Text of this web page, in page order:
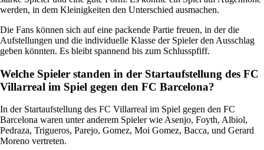
werden, in dem Kleinigkeiten den Unterschied ausmachen.
Die Fans können sich auf eine packende Partie freuen, in der die
Aufstellungen und die individuelle Klasse der Spieler den Ausschlag
geben könnten. Es bleibt spannend bis zum Schlusspfiff.
Welche Spieler standen in der Startaufstellung des FC
Villarreal im Spiel gegen den FC Barcelona?
In der Startaufstellung des FC Villarreal im Spiel gegen den FC
Barcelona waren unter anderem Spieler wie Asenjo, Foyth, Albiol,
Pedraza, Trigueros, Parejo, Gomez, Moi Gomez, Bacca, und Gerard
Moreno vertreten.